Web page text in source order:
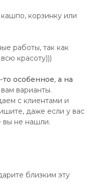
корзинку или
работы, так как
красоту)))
особенное, а на
варианты.
с клиентами и
даже если у вас
вы не нашли.
близким эту